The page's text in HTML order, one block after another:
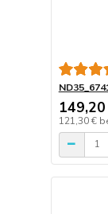
121,30 €